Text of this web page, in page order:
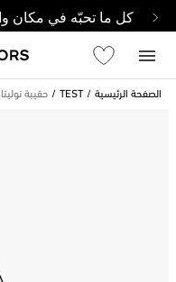
كل ما تحبّه في مكان
الصفحة الرئيسية TEST حقيبة